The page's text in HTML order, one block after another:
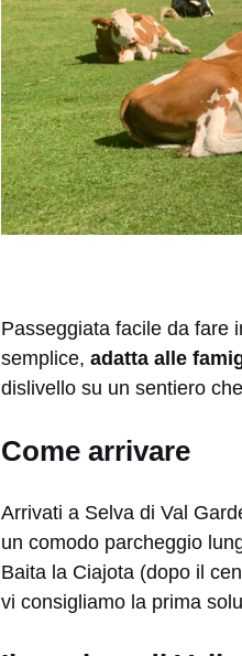
Passeggiata facile da fare
semplice, adatta alle
dislivello su un sentiero
Come arrivare
Arrivati a Selva di Val
un comodo parcheggio
Baita la Ciajota (dopo il
vi consigliamo la prima